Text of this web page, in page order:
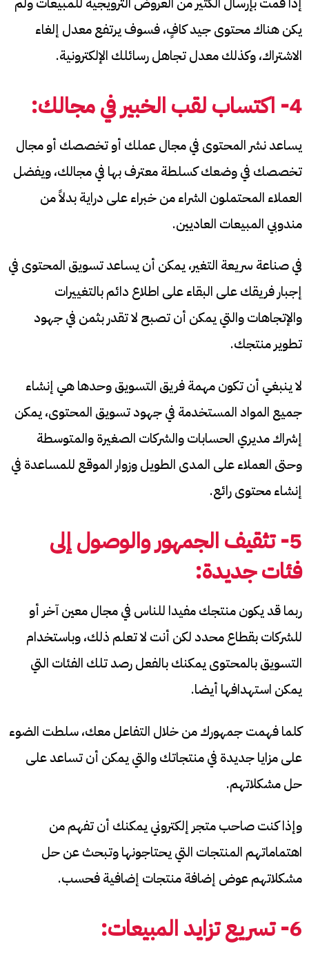
يكن هناك محتوى جيد كافٍ، فسوف يرتفع معدل إلغاء
الاشتراك، وكذلك معدل تجاهل رسائلك الإلكترونية.
4- اكتساب لقب الخبير في مجالك:
يساعد نشر المحتوى في مجال عملك أو تخصصك أو مجال
تخصصك في وضعك كسلطة معترف بها في مجالك، ويفضل
العملاء المحتملون الشراء من خبراء على دراية بدلاً من
مندوبي المبيعات العاديين.
في صناعة سريعة التغير، يمكن أن يساعد تسويق المحتوى في
إجبار فريقك على البقاء على اطلاع دائم بالتغييرات
والإتجاهات والتي يمكن أن تصبح لا تقدر بثمن في جهود
تطوير منتجك.
لا ينبغي أن تكون مهمة فريق التسويق وحدها هي إنشاء
جميع المواد المستخدمة في جهود تسويق المحتوى، يمكن
إشراك مديري الحسابات والشركات الصغيرة والمتوسطة
وحتى العملاء على المدى الطويل وزوار الموقع للمساعدة في
إنشاء محتوى رائع.
5- تثقيف الجمهور والوصول إلى
فئات جديدة:
ربما قد يكون منتجك مفيدا للناس في مجال معين آخر أو
للشركات بقطاع محدد لكن أنت لا تعلم ذلك، وباستخدام
التسويق بالمحتوى يمكنك بالفعل رصد تلك الفئات التي
يمكن استهدافها أيضا.
كلما فهمت جمهورك من خلال التفاعل معك، سلطت الضوء
على مزايا جديدة في منتجاتك والتي يمكن أن تساعد على
حل مشكلاتهم.
وإذا كنت صاحب متجر إلكتروني يمكنك أن تفهم من
اهتماماتهم المنتجات التي يحتاجونها وتبحث عن حل
مشكلاتهم عوض إضافة منتجات إضافية فحسب.
6- تسريع تزايد المبيعات: